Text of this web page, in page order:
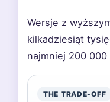
Wersje z
kilkadziesiąt
najmniej 200
THE TRADE-OFF